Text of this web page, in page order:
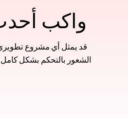
واكب
قد يمثل أي مشروع تطويري